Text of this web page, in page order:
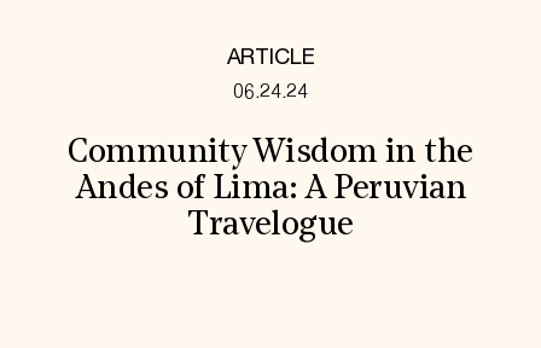
ARTICLE
06.24.24
Community Wisdom in the
Andes of Lima: A Peruvian
Travelogue